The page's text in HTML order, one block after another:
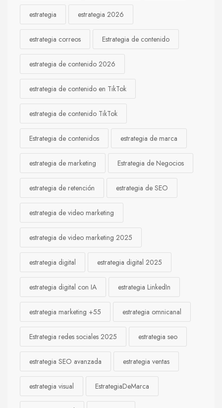
estrategia estrategia 2026
estrategia correos Estrategia de contenido
estrategia de contenido 2026
estrategia de contenido en TikTok
estrategia de contenido TikTok
Estrategia de contenidos estrategia de marca
estrategia de marketing Estrategia de Negocios
estrategia de retención estrategia de SEO
estrategia de video marketing
estrategia de video marketing 2025
estrategia digital estrategia digital 2025
estrategia digital con IA estrategia LinkedIn
estrategia marketing +55 estrategia omnicanal
Estrategia redes sociales 2025 estrategia seo
estrategia SEO avanzada estrategia ventas
estrategia visual EstrategiaDeMarca